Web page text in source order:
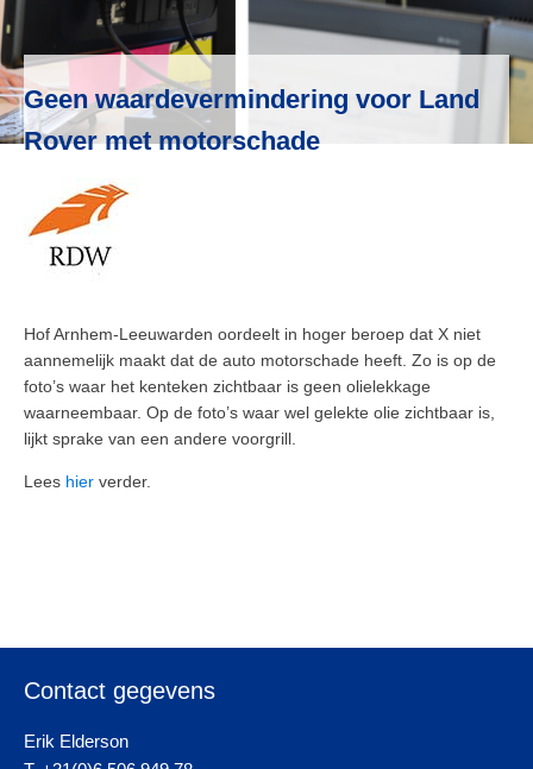
Geen waardevermindering voor Land
Rover met motorschade
Hof Arnhem-Leeuwarden oordeelt in hoger beroep dat X niet
aannemelijk maakt dat de auto motorschade heeft. Zo is op de
foto’s waar het kenteken zichtbaar is geen olielekkage
waarneembaar. Op de foto’s waar wel gelekte olie zichtbaar is,
lijkt sprake van een andere voorgrill.
Lees hier verder.
Contact gegevens
Erik Elderson